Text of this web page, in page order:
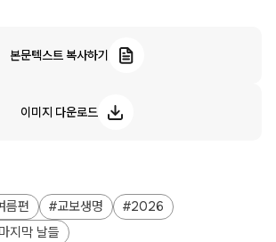
본문텍스트 복사하기
이미지 다운로드
름편 교보생명
2026
마지막 날들